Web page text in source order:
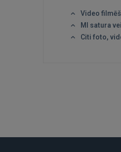
Video
MI satura
Citi foto,